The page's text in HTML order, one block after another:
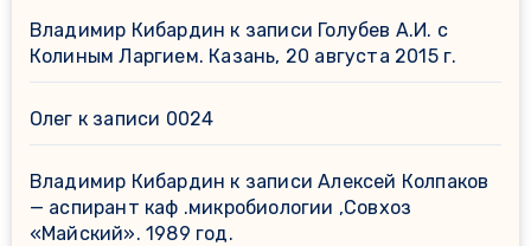
Владимир Кибардин к записи Голубев А.И. с
Колиным Ларгием. Казань, 20 августа 2015 г.
Олег к записи 0024
Владимир Кибардин к записиАлексей Колпаков
— аспирант каф .микробиологии ,Совхоз
«Майский». 1989 год.